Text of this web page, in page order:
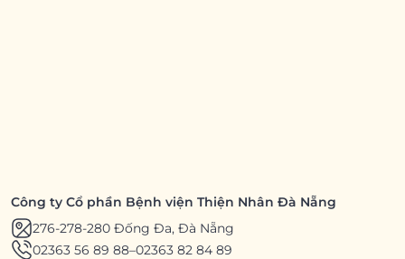
Công ty Cổ phần Bệnh viện Thiện Nhân Đà Nẵng
276-278-280 Đống Đa, Đà Nẵng
02363 56 89 88–02363 82 84 89